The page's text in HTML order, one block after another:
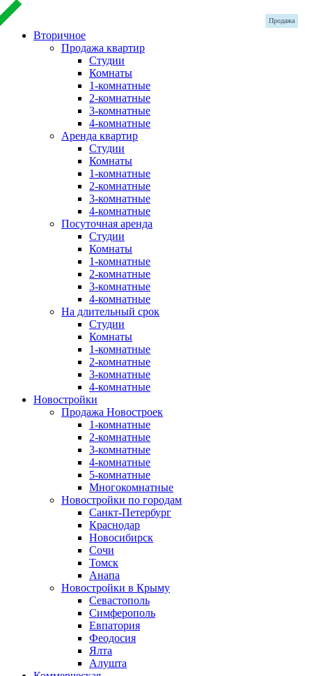
Вторичное
Продажа квартир
Студии
Комнаты
1-комнатные
2-комнатные
3-комнатные
4-комнатные
Аренда квартир
Студии
Комнаты
1-комнатные
2-комнатные
3-комнатные
4-комнатные
Посуточная аренда
Студии
Комнаты
1-комнатные
2-комнатные
3-комнатные
4-комнатные
На длительный срок
Студии
Комнаты
1-комнатные
2-комнатные
3-комнатные
4-комнатные
Новостройки
Продажа Новостроек
1-комнатные
2-комнатные
3-комнатные
4-комнатные
5-комнатные
Многокомнатные
Новостройки по городам
Санкт-Петербург
Краснодар
Новосибирск
Сочи
Томск
Анапа
Новостройки в Крыму
Севастополь
Симферополь
Евпатория
Феодосия
Ялта
Алушта
Продажа
Продажа
Продажа
Продажа
Продажа
Продажа
Продажа
Продажа
Продажа
Продажа
Продажа
Продажа